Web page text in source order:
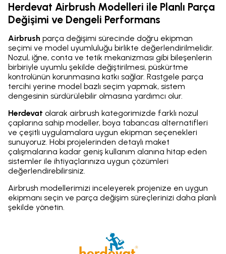
Herdevat Airbrush Modelleri ile Planlı Parça
Değişimi ve Dengeli Performans
Airbrush parça değişimi sürecinde doğru ekipman
seçimi ve model uyumluluğu birlikte değerlendirilmelidir.
Nozul, iğne, conta ve tetik mekanizması gibi bileşenlerin
birbiriyle uyumlu şekilde değiştirilmesi, püskürtme
kontrolünün korunmasına katkı sağlar. Rastgele parça
tercihi yerine model bazlı seçim yapmak, sistem
dengesinin sürdürülebilir olmasına yardımcı olur.
Herdevat olarak airbrush kategorimizde farklı nozul
çaplarına sahip modeller, boya tabancası alternatifleri
ve çeşitli uygulamalara uygun ekipman seçenekleri
sunuyoruz. Hobi projelerinden detaylı maket
çalışmalarına kadar geniş kullanım alanına hitap eden
sistemler ile ihtiyaçlarınıza uygun çözümleri
değerlendirebilirsiniz.
Airbrush modellerimizi inceleyerek projenize en uygun
ekipmanı seçin ve parça değişim süreçlerinizi daha planlı
şekilde yönetin.